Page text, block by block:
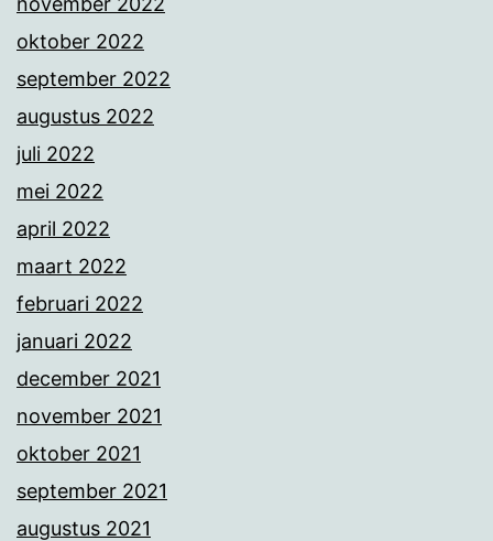
oktober 2022
september 2022
augustus 2022
juli 2022
mei 2022
april 2022
maart 2022
februari 2022
januari 2022
december 2021
november 2021
oktober 2021
september 2021
augustus 2021